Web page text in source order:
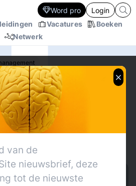
Vacatures
Boeken
Netwerk
Word pro Login
baar
vraagt om andere
veranderprincipes
van de
nieuwsbrief, deze
tot de nieuwste